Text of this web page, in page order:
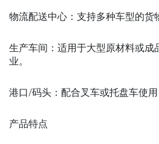
物流配送中心：支持多种车型的货
生产车间：适用于大型原材料或成
业。
港口/码头：配合叉车或托盘车使用
产品特点